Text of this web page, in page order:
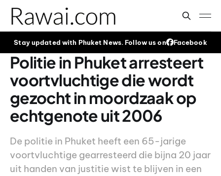
Stay updated with Phuket News. Follow us on Facebook
Politie in Phuket arresteert
voortvluchtige die wordt
gezocht in moordzaak op
echtgenote uit 2006
De politie in Phuket heeft een 65-jarige
voortvluchtige gearresteerd die bijna 20 jaar
uit handen van justitie wist te blijven in een